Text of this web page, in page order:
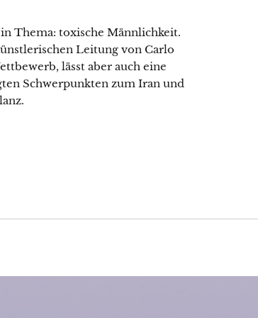
Thema: toxische Männlichkeit.
Leitung von Carlo
lässt aber auch eine
Schwerpunkten zum Iran und